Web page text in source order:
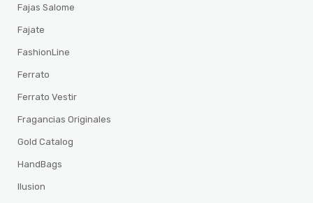
Fajas Salome
Fajate
FashionLine
Ferrato
Ferrato Vestir
Fragancias Originales
Gold Catalog
HandBags
Ilusion